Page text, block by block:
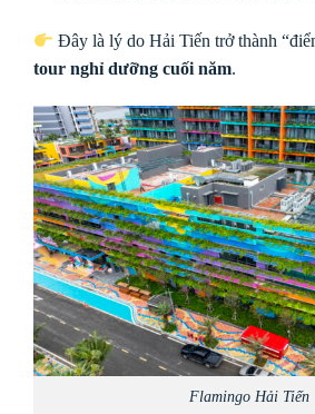
Đây là lý do Hải Tiến trở thành
tour nghỉ dưỡng cuối năm.
Flamingo Hải Tiến